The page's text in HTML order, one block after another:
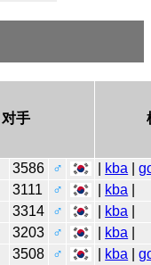
对手
3586 ♂ kba |
3111 ♂ kba
3314 ♂ kba
3203 ♂ kba
3508 ♂ kba |